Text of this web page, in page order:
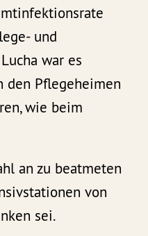
und
war es
den Pflegeheimen
wie beim
an zu beatmeten
von
sei.